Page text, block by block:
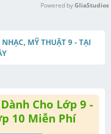
t
Powered by GliaStudios
MỸ THUẬT 9 - TẠI
Cho Lớp 9 -
10 Miễn Phí